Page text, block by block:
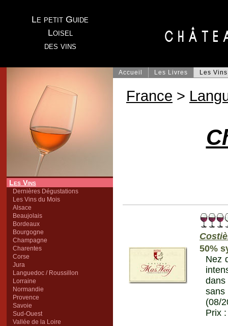
Le petit Guide
Loisel
des vins
Les Vins
Dernières Dégustations
Les Vins du Mois
Alsace
Beaujolais
Bordeaux
Bourgogne
Champagne
Charentes
Corse
Jura
Languedoc / Roussillon
Lorraine
Normandie
Provence
Savoie
Sud-Ouest
Vallée de la Loire
Accueil Les Livres Les Vins
France >
50%
Nez
(08/
Prix :